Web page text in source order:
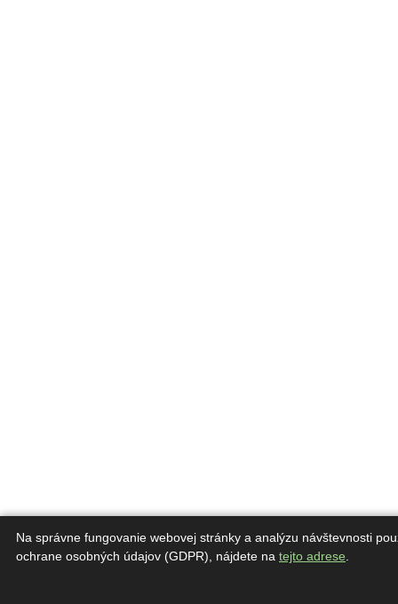
Na správne fungovanie webovej stránky a analýzu návštevnosti
ochrane osobných údajov (GDPR), nájdete na tejto adrese